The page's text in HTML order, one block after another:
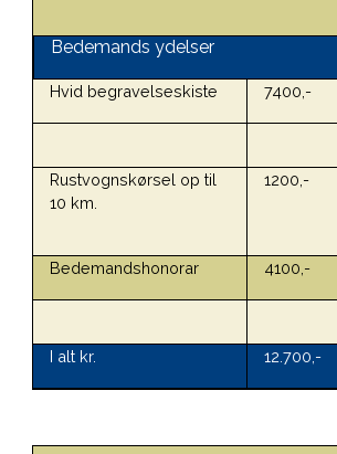
Bedemands ydelser
Hvid begravelseskiste 7400,-
Rustvognskørsel op til
10 km.
1200,-
Bedemandshonorar 4100,-
I alt kr. 12.700,-